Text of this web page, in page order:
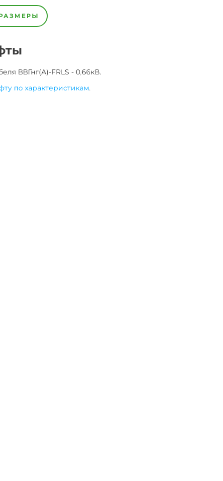
ВВГнг(A)-FRLS - 0,66кВ.
по характеристикам.